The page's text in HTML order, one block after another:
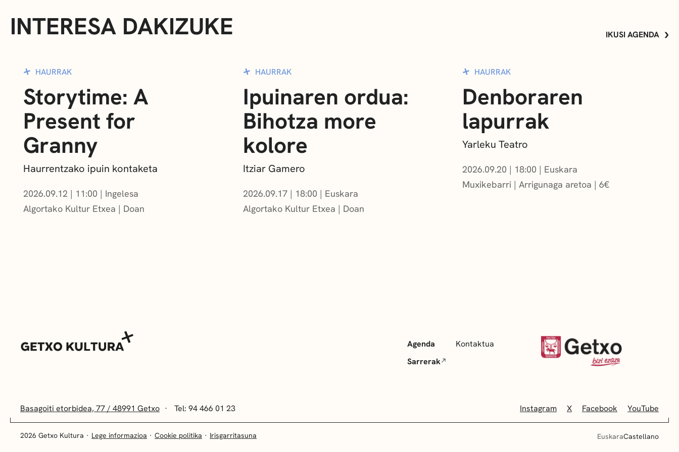
INTERESA DAKIZUKE IKUSI AGENDA
HAURRAK
Storytime: A
Present for
Granny
Haurrentzako ipuin kontaketa
2026.09.12 | 11:00
Ingelesa
Algortako Kultur Etxea
Doan
HAURRAK
Ipuinaren ordua:
Bihotza more
kolore
Itziar Gamero
2026.09.17| 18:00
Euskara
Algortako Kultur Etxea
Doan
HAURRAK
Denboraren
lapurrak
Yarleku Teatro
2026.09.20 | 18:00
Euskara
Muxikebarri |Arrigunaga aretoa 6€
Agenda
Sarrerak
Kontaktua
Basagoiti etorbidea, 77 / 48991 Getxo Tel: 94 466 01 23 Instagram X Facebook YouTube
EuskaraCastellano
2026 Getxo Kultura Lege informazioa Cookie politika Irisgarritasuna